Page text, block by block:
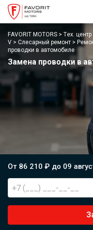
FAVORIT MOTORS Тех. центр
V
Слесарный ремонт
проводки в автомобиле
Замена проводки в
От 86 210 ₽ до 09